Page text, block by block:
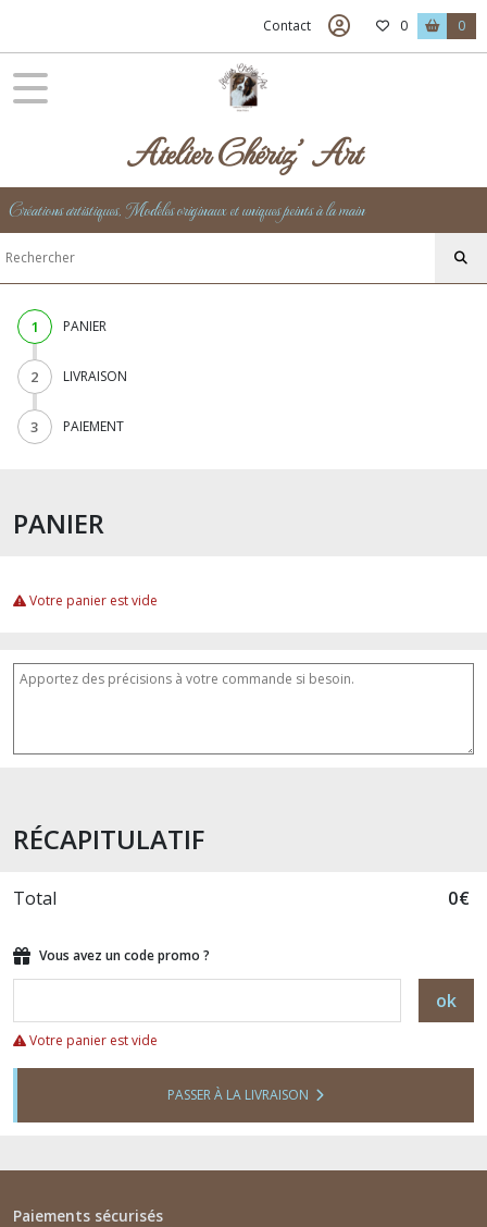
Contact 0 0
Atelier Chériz' Art
Créations artistiques, Modèles originaux et uniques peints à la main
1 PANIER
2 LIVRAISON
3 PAIEMENT
PANIER
Votre panier est vide
RÉCAPITULATIF
Total 0€
Vous avez un code promo ?
ok
Votre panier est vide
PASSER À LA LIVRAISON
Paiements sécurisés